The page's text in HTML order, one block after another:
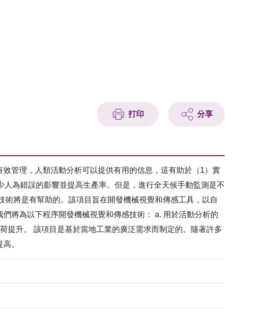
打印 分享
管理，人類活動分析可以提供有用的信息，這有助於（1）實
為錯誤的影響並提高生產率。但是，進行全天候手動監測是不
將是有幫助的。該項目旨在開發機械視覺和傳感工具，以自
將為以下程序開發機械視覺和傳感技術： a. 用於活動分析的
提升。 該項目是基於當地工業的廣泛需求而制定的。隨著許多
。